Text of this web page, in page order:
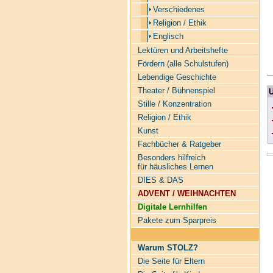
Verschiedenes
Religion / Ethik
Englisch
Lektüren und Arbeitshefte
Fördern (alle Schulstufen)
Lebendige Geschichte
Theater / Bühnenspiel
Stille / Konzentration
Religion / Ethik
Kunst
Fachbücher & Ratgeber
Besonders hilfreich
für häusliches Lernen
DIES & DAS
ADVENT / WEIHNACHTEN
Digitale Lernhilfen
Pakete zum Sparpreis
Warum STOLZ?
Die Seite für Eltern